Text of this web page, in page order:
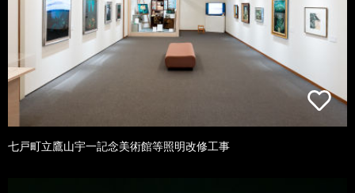
七戸町立鷹山宇一記念美術館等照明改修工事